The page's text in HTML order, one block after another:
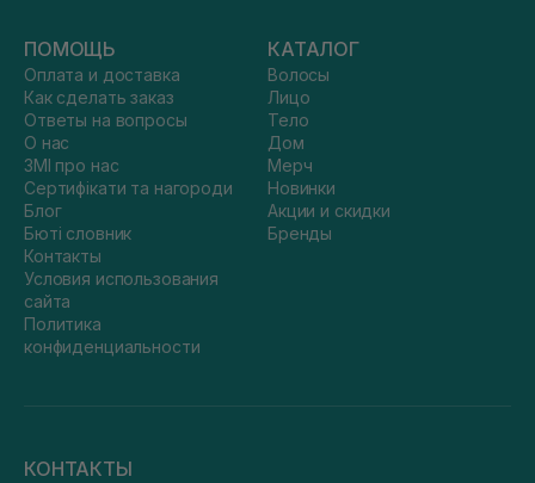
ПОМОЩЬ
Оплата и доставка
Как сделать заказ
Ответы на вопросы
О нас
ЗМІ про нас
Сертифікати та нагороди
Блог
Бюті словник
Контакты
Условия использования
сайта
Политика
конфиденциальности
КАТАЛОГ
Волосы
Лицо
Тело
Дом
Мерч
Новинки
Акции и скидки
Бренды
КОНТАКТЫ